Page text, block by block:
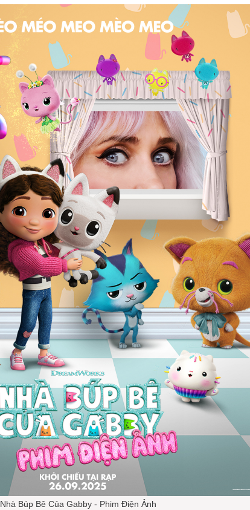
Nhà Búp Bê Của Gabby - Phim Điện Ảnh